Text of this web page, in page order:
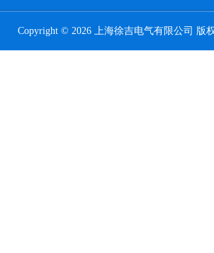
Copyright © 2026 上海徐吉电气有限公司 版